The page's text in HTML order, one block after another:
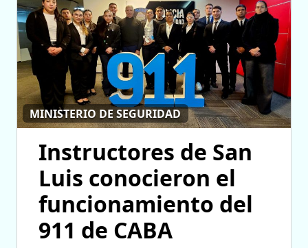
MINISTERIO DE SEGURIDAD
Instructores de San
Luis conocieron el
funcionamiento del
911 de CABA